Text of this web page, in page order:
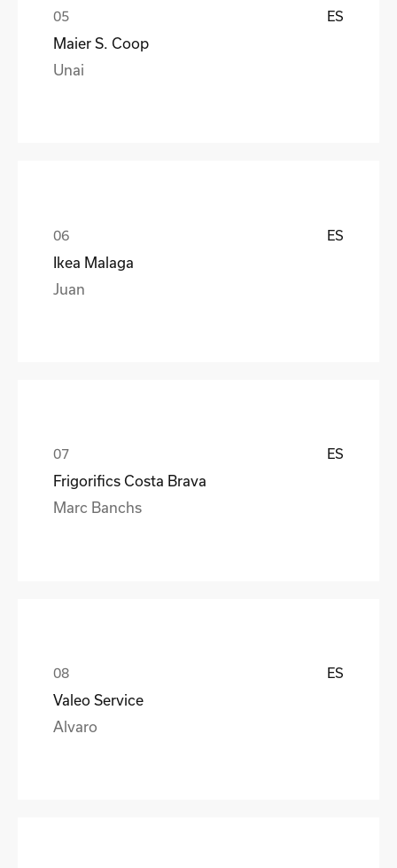
ES
Maier S. Coop
Unai
ES
Ikea Malaga
Juan
ES
Frigorifics Costa Brava
Marc Banchs
ES
Valeo Service
Alvaro